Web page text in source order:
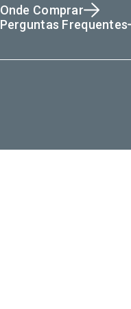
Onde Comprar
Perguntas Frequentes